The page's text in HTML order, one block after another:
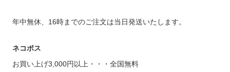
年中無休、16時までのご注文は当日発送いたします。
ネコポス
お買い上げ3,000円以上・・・全国無料